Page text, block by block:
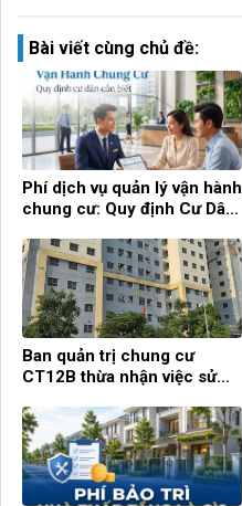
Bài viết cùng chủ đề:
Phí dịch vụ quản lý vận hành
chung cư: Quy định Cư Dân
Ban quản trị chung cư
CT12B thừa nhận việc sử